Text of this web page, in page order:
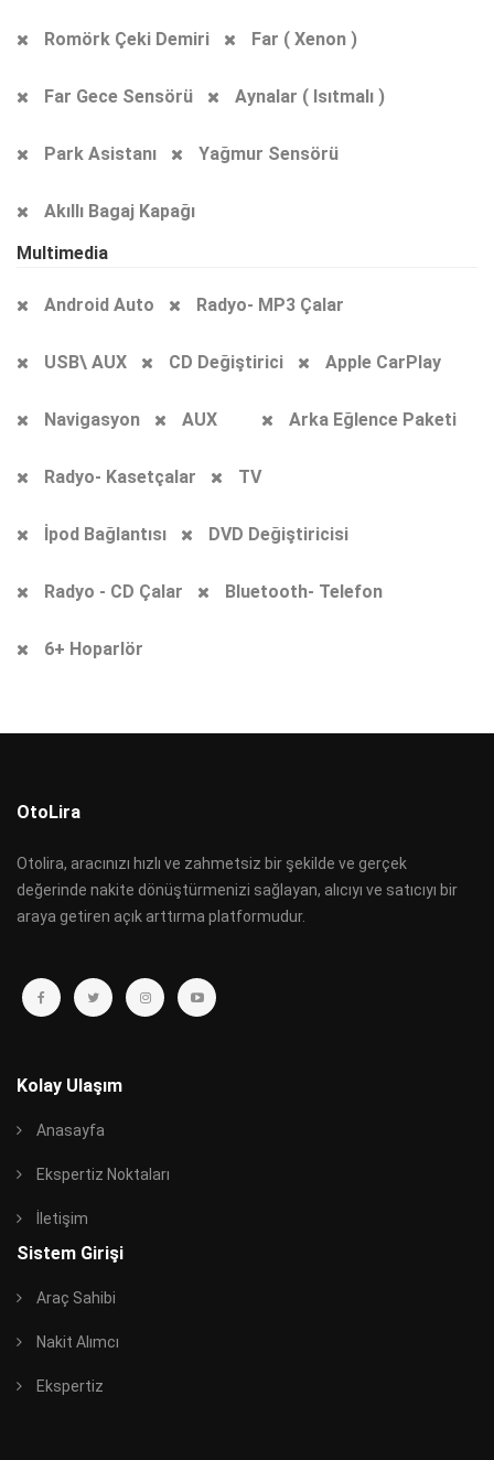
Romörk Çeki Demiri Far ( Xenon )
Far Gece Sensörü Aynalar ( Isıtmalı )
Park Asistanı Yağmur Sensörü
Akıllı Bagaj Kapağı
Multimedia
Android Auto Radyo- MP3 Çalar
USB\ AUX CD Değiştirici Apple CarPlay
Navigasyon AUX Arka Eğlence Paketi
Radyo- Kasetçalar TV
İpod Bağlantısı DVD Değiştiricisi
Radyo - CD Çalar Bluetooth- Telefon
6+ Hoparlör
OtoLira
Otolira, aracınızı hızlı ve zahmetsiz bir şekilde ve gerçek
değerinde nakite dönüştürmenizi sağlayan, alıcıyı ve satıcıyı bir
araya getiren açık arttırma platformudur.
Kolay Ulaşım
Anasayfa
Ekspertiz Noktaları
İletişim
Sistem Girişi
Araç Sahibi
Nakit Alımcı
Ekspertiz